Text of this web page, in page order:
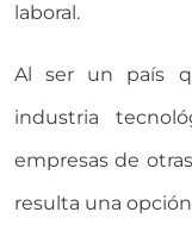
laboral.
Al ser un país
industria
empresas de
resulta una